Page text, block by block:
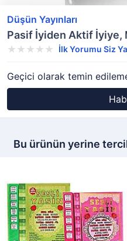
Düşün Yayınları
Pasif İyiden Aktif İyiye,
İlk Yorumu Siz
Geçici olarak temin
Bu ürünün yerine